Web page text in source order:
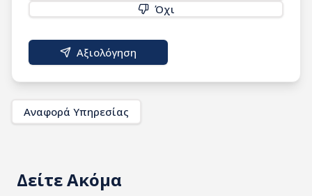
Όχι
Αξιολόγηση
Αναφορά Υπηρεσίας
Δείτε Ακόμα